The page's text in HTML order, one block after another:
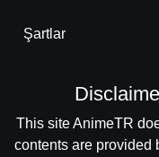
Şartlar
This site AnimeTR
contents are provided